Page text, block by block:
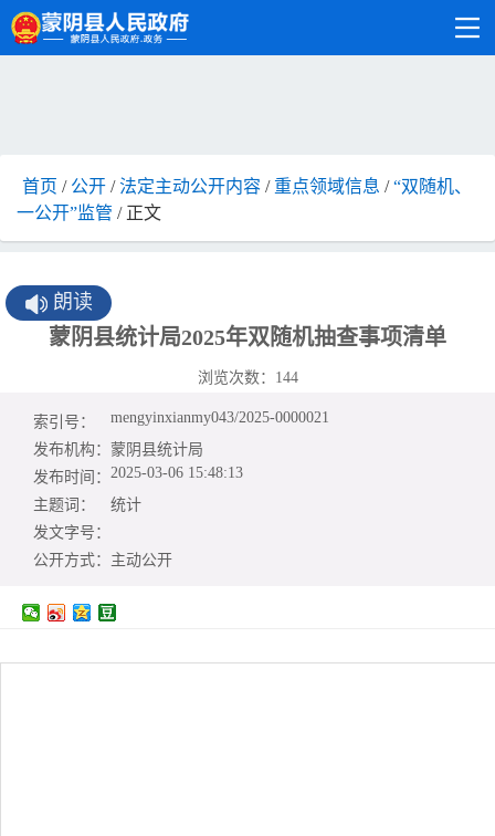
首页 / 公开 /法定主动公开内容 / 重点领域信息 /“双随机、
一公开”监管 / 正文
朗读
蒙阴县统计局2025年双随机抽查事项清单
浏览次数： 144
索引号：
mengyinxianmy043/2025-0000021
发布机构： 蒙阴县统计局
发布时间： 2025-03-06 15:48:13
主题词：
统计
发文字号：
公开方式： 主动公开